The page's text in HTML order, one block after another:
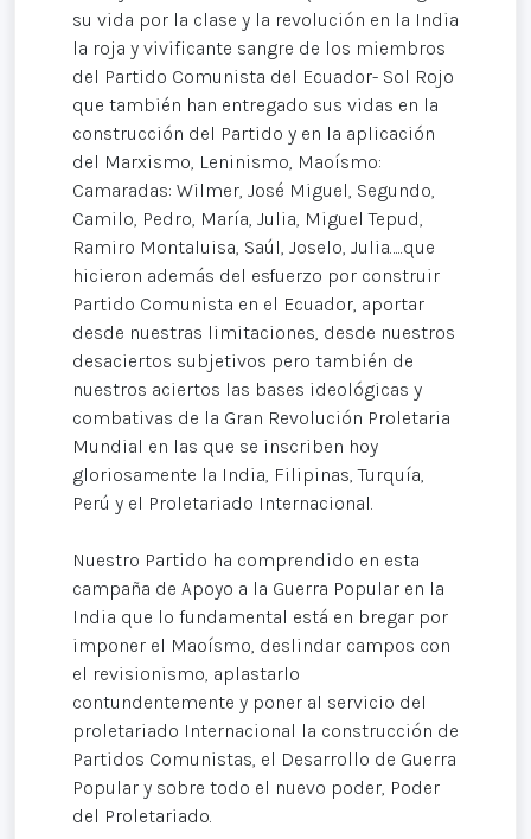
su vida por la clase y la revolución en la India
la roja y vivificante sangre de los miembros
del Partido Comunista del Ecuador- Sol Rojo
que también han entregado sus vidas en la
construcción del Partido y en la aplicación
del Marxismo, Leninismo, Maoísmo:
Camaradas: Wilmer, José Miguel, Segundo,
Camilo, Pedro, María, Julia, Miguel Tepud,
Ramiro Montaluisa, Saúl, Joselo, Julia…..que
hicieron además del esfuerzo por construir
Partido Comunista en el Ecuador, aportar
desde nuestras limitaciones, desde nuestros
desaciertos subjetivos pero también de
nuestros aciertos las bases ideológicas y
combativas de la Gran Revolución Proletaria
Mundial en las que se inscriben hoy
gloriosamente la India, Filipinas, Turquía,
Perú y el Proletariado Internacional.
Nuestro Partido ha comprendido en esta
campaña de Apoyo a la Guerra Popular en la
India que lo fundamental está en bregar por
imponer el Maoísmo, deslindar campos con
el revisionismo, aplastarlo
contundentemente y poner al servicio del
proletariado Internacional la construcción de
Partidos Comunistas, el Desarrollo de Guerra
Popular y sobre todo el nuevo poder, Poder
del Proletariado.